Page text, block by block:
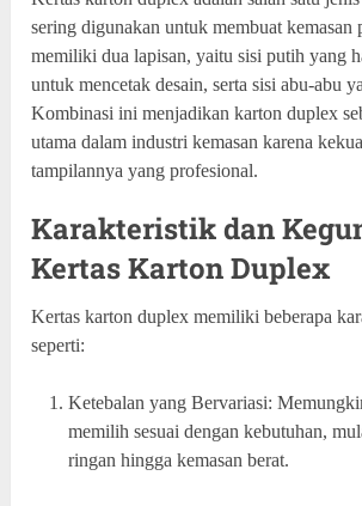
sering digunakan untuk membuat
memiliki dua lapisan, yaitu sisi putih yang
untuk mencetak desain, serta sisi abu-abu
Kombinasi ini menjadikan karton duplex
utama dalam industri kemasan karena
tampilannya yang profesional.
Karakteristik dan
Kertas Karton Duplex
Kertas karton duplex memiliki beberapa
seperti:
Ketebalan yang Bervariasi:
memilih sesuai dengan kebutuhan,
ringan hingga kemasan berat.